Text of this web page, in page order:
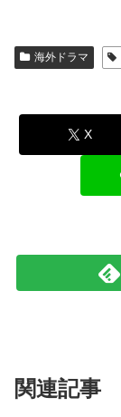
海外ドラマ
X
関連記事